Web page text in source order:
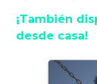
¡También
desde casa!